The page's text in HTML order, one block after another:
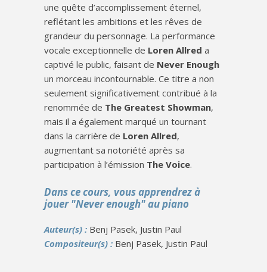
une quête d’accomplissement éternel,
reflétant les ambitions et les rêves de
grandeur du personnage. La performance
vocale exceptionnelle de Loren Allred a
captivé le public, faisant de Never Enough
un morceau incontournable. Ce titre a non
seulement significativement contribué à la
renommée de The Greatest Showman,
mais il a également marqué un tournant
dans la carrière de Loren Allred,
augmentant sa notoriété après sa
participation à l’émission The Voice.
Dans ce cours, vous apprendrez à
jouer "Never enough" au piano
Auteur(s) : Benj Pasek, Justin Paul
Compositeur(s) : Benj Pasek, Justin Paul